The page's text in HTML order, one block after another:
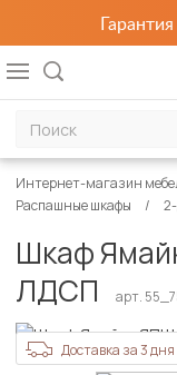
Интернет-магазин
Распашные шкафы
Шкаф
ЛДСП
арт.
Доставка за 3 дня